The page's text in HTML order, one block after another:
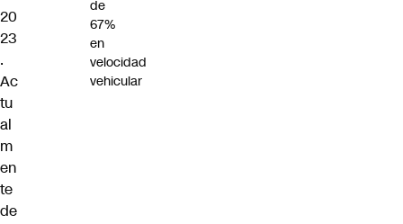
20
23
.
Ac
tu
al
m
en
te
de
de
67%
en
velocidad
vehicular